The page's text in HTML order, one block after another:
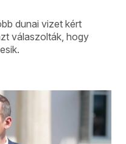
dunai vizet kért
válaszolták, hogy